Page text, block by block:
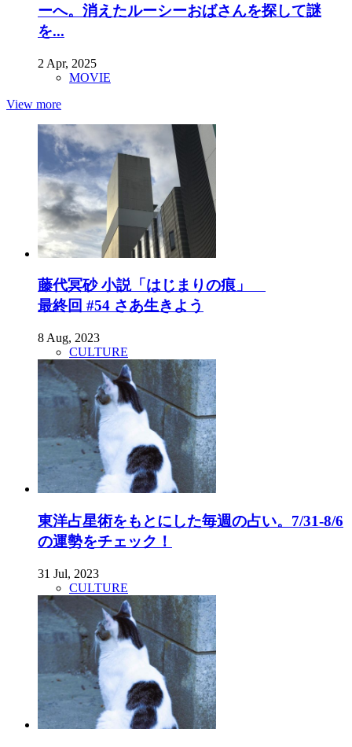
ーへ。消えたルーシーおばさんを探して謎
を...
2 Apr, 2025
MOVIE
View more
藤代冥砂 小説「はじまりの痕」
最終回 #54 さあ生きよう
8 Aug, 2023
CULTURE
東洋占星術をもとにした毎週の占い。7/31-8/6
の運勢をチェック！
31 Jul, 2023
CULTURE